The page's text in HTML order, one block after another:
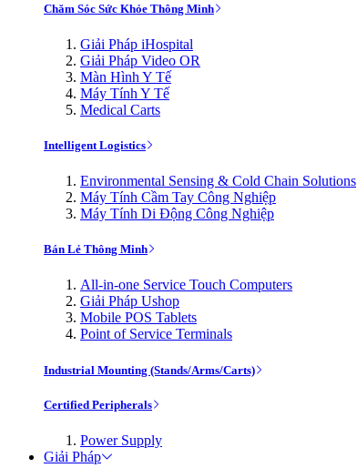
Chăm Sóc Sức Khỏe Thông Minh
Giải Pháp iHospital
Giải Pháp Video OR
Màn Hình Y Tế
Máy Tính Y Tế
Medical Carts
Intelligent Logistics
Environmental Sensing & Cold Chain Solutions
Máy Tính Cầm Tay Công Nghiệp
Máy Tính Di Động Công Nghiệp
Bán Lẻ Thông Minh
All-in-one Service Touch Computers
Giải Pháp Ushop
Mobile POS Tablets
Point of Service Terminals
Industrial Mounting (Stands/Arms/Carts)
Certified Peripherals
Power Supply
Giải Pháp